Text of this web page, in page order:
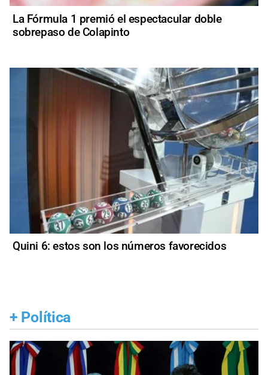
La Fórmula 1 premió el espectacular doble
sobrepaso de Colapinto
Quini 6: estos son los números favorecidos
+ Política